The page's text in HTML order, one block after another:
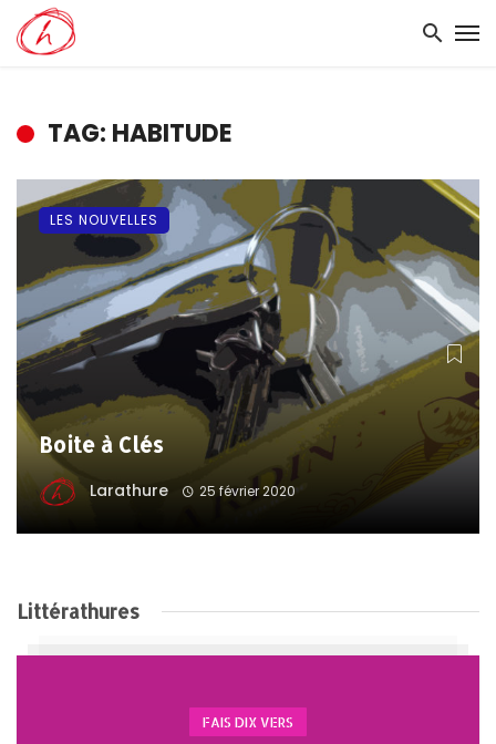
TAG: HABITUDE
Boite à Clés
Larathure 25 février 2020
LES NOUVELLES
Littérathures
FAIS DIX VERS